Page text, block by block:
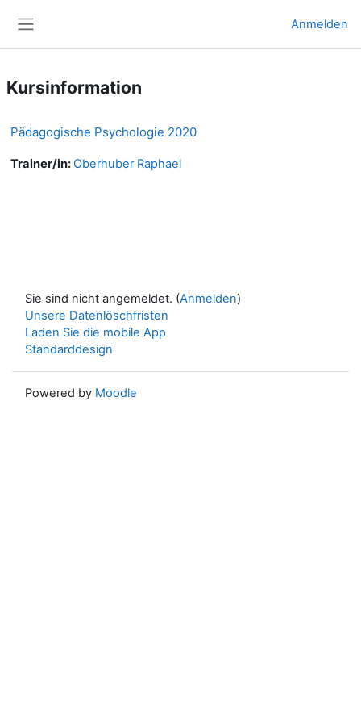
Anmelden
Kursinformation
Pädagogische Psychologie 2020
Trainer/in:Oberhuber Raphael
Sie sind nicht angemeldet. (Anmelden)
Unsere Datenlöschfristen
Laden Sie die mobile App
Standarddesign
Powered by Moodle